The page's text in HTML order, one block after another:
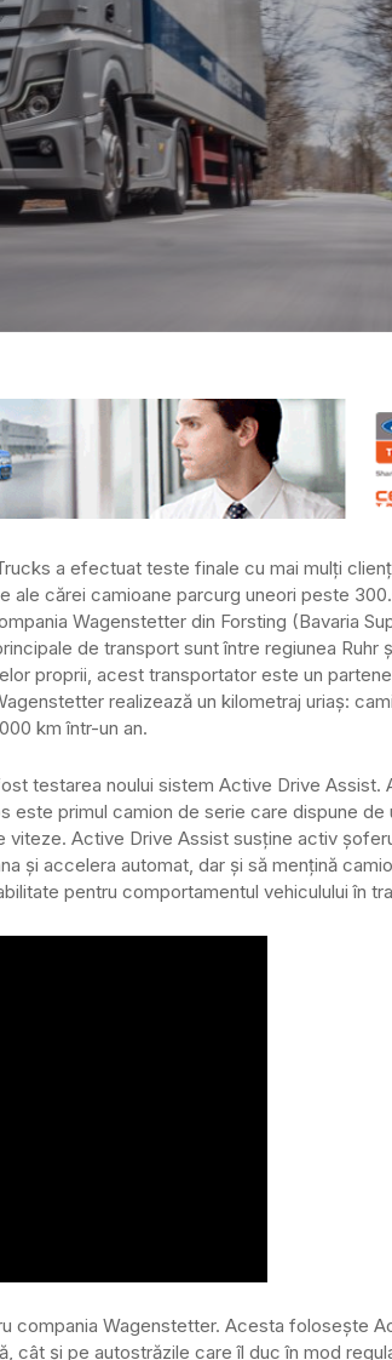
a efectuat teste finale cu mai mulți
cărei camioane parcurg uneori peste
Wagenstetter din Forsting (Bavaria
de transport sunt între regiunea Ruhr
proprii, acest transportator este un
realizează un kilometraj uriaș:
km într-un an.
testarea noului sistem Active Drive Assist.
este primul camion de serie care dispune de
Active Drive Assist susține activ
și accelera automat, dar și să mențină
pentru comportamentul vehiculului în
compania Wagenstetter. Acesta folosește
cât și pe autostrăzile care îl duc în mod